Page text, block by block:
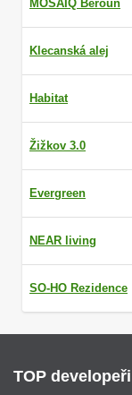
MOSAIQ Beroun
Klecanská alej
Habitat
Žižkov 3.0
Evergreen
NEAR living
SO-HO Rezidence
TOP developeři